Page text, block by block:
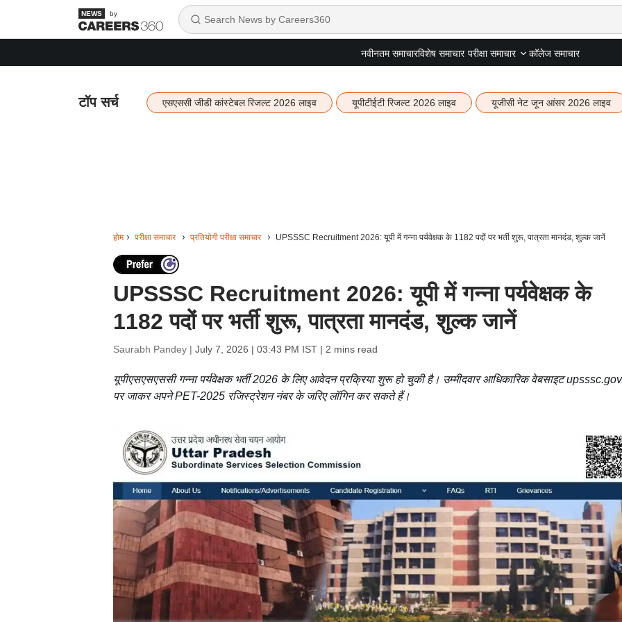
by
नवीनतम समाचारविशेष समाचार परीक्षा समाचार कॉलेज समाचार
टॉप सर्च एसएससी जीडी कांस्टेबल रिजल्ट 2026 लाइव यूपीटीईटी रिजल्ट 2026 लाइव यूजीसी नेट जून आंसर 2026 लाइव
होम परीक्षा समाचार प्रतियोगी परीक्षा समाचार UPSSSC Recruitment 2026: यूपी में गन्ना पर्यवेक्षक के 1182 पदों पर भर्ती शुरू, पात्रता मानदंड, शुल्क जानें
UPSSSC Recruitment 2026: यूपी में गन्ना पर्यवेक्षक के
1182 पदों पर भर्ती शुरू, पात्रता मानदंड, शुल्क जानें
Saurabh Pandey | July 7, 2026 | 03:43 PM IST| 2 mins read
यूपीएसएसएससी गन्ना पर्यवेक्षक भर्ती 2026 के लिए आवेदन प्रक्रिया शुरू हो चुकी है। उम्मीदवार आधिकारिक वेबसाइट
पर जाकर अपने PET-2025 रजिस्ट्रेशन नंबर के जरिए लॉगिन कर सकते हैं।